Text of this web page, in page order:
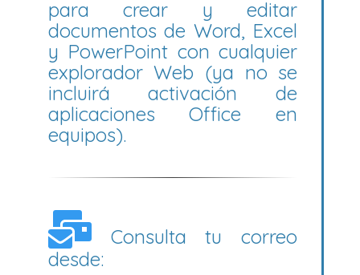
para crear y editar
documentos de Word, Excel
y PowerPoint con cualquier
explorador Web (ya no se
incluirá activación de
aplicaciones Office en
equipos).
Consulta tu correo
desde: